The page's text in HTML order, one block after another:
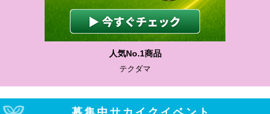
人気No.1商品
テクダマ